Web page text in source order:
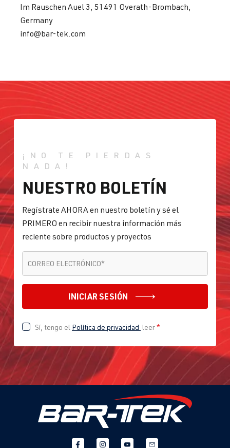
Im Rauschen Auel 3, 51491 Overath-Brombach,
Germany
info@bar-tek.com
¡NO TE PIERDAS
NADA!
NUESTRO BOLETÍN
Regístrate AHORA en nuestro boletín y sé el
PRIMERO en recibir nuestra información más
reciente sobre productos y proyectos
CORREO ELECTRÓNICO*
INICIAR SESIÓN
Sí, tengo el Política de privacidad leer*